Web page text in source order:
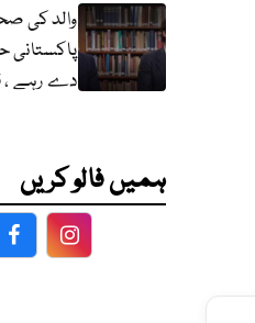
والد کی
پاکستانی
دے رہے ،
ہمیں فالو کریں
FacebookFacebook